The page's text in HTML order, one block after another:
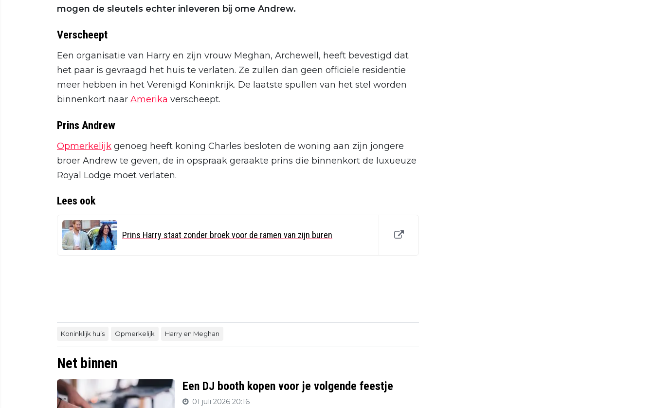
mogen de sleutels echter inleveren bij ome Andrew.
Verscheept
Een organisatie van Harry en zijn vrouw Meghan, Archewell, heeft bevestigd dat
het paar is gevraagd het huis te verlaten. Ze zullen dan geen officiële residentie
meer hebben in het Verenigd Koninkrijk. De laatste spullen van het stel worden
binnenkort naar Amerika verscheept.
Prins Andrew
Opmerkelijk genoeg heeft koning Charles besloten de woning aan zijn jongere
broer Andrew te geven, de in opspraak geraakte prins die binnenkort de luxueuze
Royal Lodge moet verlaten.
Lees ook
Prins Harry staat zonder broek voor de ramen van zijn buren
Koninklijk huis Opmerkelijk Harry en Meghan
Net binnen
Een DJ booth kopen voor je volgende feestje
01 juli 2026 20:16